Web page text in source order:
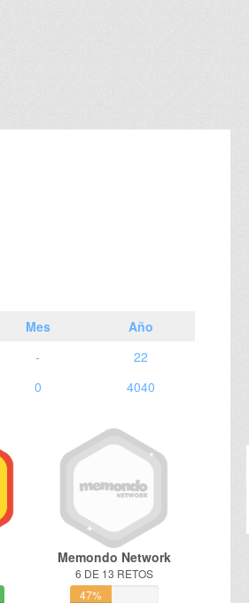
Mes
Año
-
22
0 4040
Memondo Network
6 DE 13 RETOS
47%